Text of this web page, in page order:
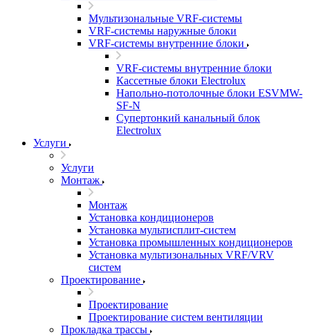
Мультизональные VRF-системы
VRF-системы наружные блоки
VRF-системы внутренние блоки
VRF-системы внутренние блоки
Кассетные блоки Electrolux
Напольно-потолочные блоки ESVMW-
SF-N
Супертонкий канальный блок
Electrolux
Услуги
Услуги
Монтаж
Монтаж
Установка кондиционеров
Установка мультисплит-систем
Установка промышленных кондиционеров
Установка мультизональных VRF/VRV
систем
Проектирование
Проектирование
Проектирование систем вентиляции
Прокладка трассы